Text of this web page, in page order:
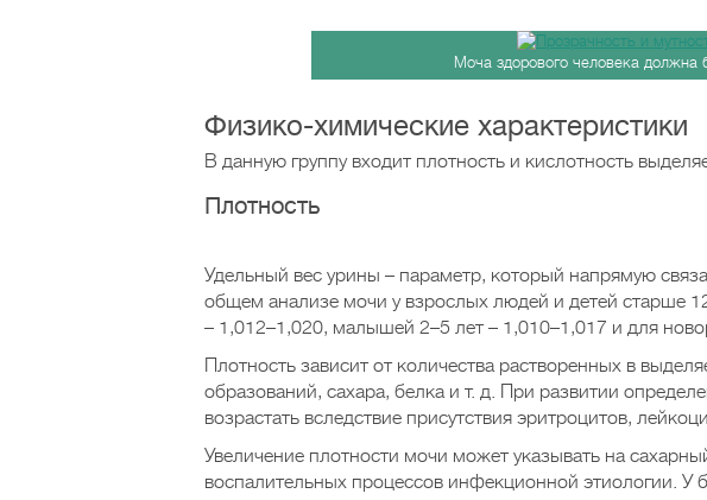
Моча здорового человека должна
Физико-химические характеристики
В данную группу входит плотность и кислотность
Плотность
Удельный вес урины – параметр, который напрямую
общем анализе мочи у взрослых людей и детей старше
– 1,012–1,020, малышей 2–5 лет – 1,010–1,017 и для
Плотность зависит от количества растворенных в
образований, сахара, белка и т. д. При развитии
возрастать вследствие присутствия эритроцитов,
Увеличение плотности мочи может указывать на
воспалительных процессов инфекционной этиологии.